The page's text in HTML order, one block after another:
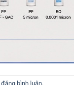
đăng bình luận.